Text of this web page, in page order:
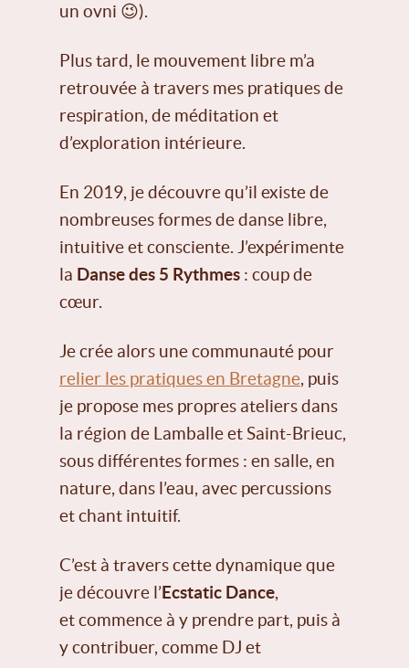
un ovni 😉).
Plus tard, le mouvement libre m’a
retrouvée à travers mes pratiques de
respiration, de méditation et
d’exploration intérieure.
En 2019, je découvre qu’il existe de
nombreuses formes de danse libre,
intuitive et consciente. J’expérimente
la Danse des 5 Rythmes: coup de
cœur.
Je crée alors une communauté pour
relier les pratiques en Bretagne, puis
je propose mes propres ateliers dans
la région de Lamballe et Saint-Brieuc,
sous différentes formes : en salle, en
nature, dans l’eau, avec percussions
et chant intuitif.
C’est à travers cette dynamique que
je découvre l’Ecstatic Dance,
et commence à y prendre part, puis à
y contribuer, comme DJ et